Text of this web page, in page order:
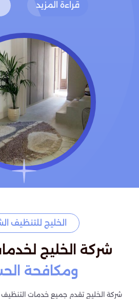
قراءة المزيد
الخليج للتنظيف
شركة الخليج
ومكافحة
شركة الخليج تقدم جميع خدمات التنظيف